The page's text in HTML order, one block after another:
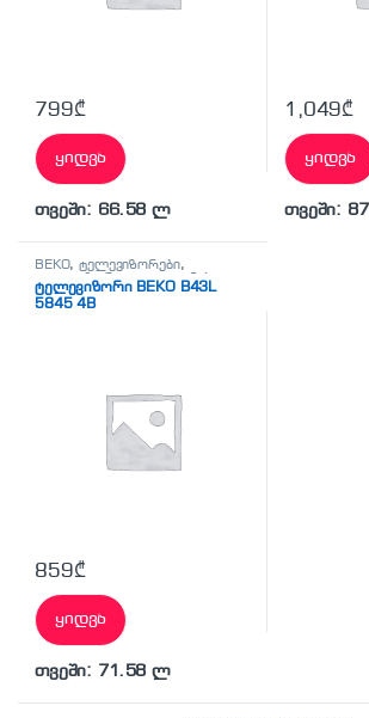
799₾
ყიდვა
თვეში: 66.58 ლ
1,049₾
ყიდვა
თვეში:
BEKO,ტელევიზორები,
ტელევიზორი,
ტელეფონები,
პლანშეტები,
აქსესუარები,ტელევიზორი
ტელევიზორი BEKO B43L
5845 4B
859₾
ყიდვა
თვეში: 71.58 ლ